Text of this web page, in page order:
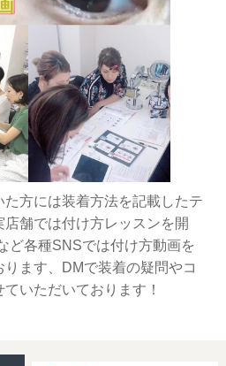
方には装着方法を記載したテ
舗では付け方レッスンを開
ど各種SNSでは付け方動画を
ます、DMで装着の疑問やコ
いただいております！